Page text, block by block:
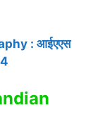
: आईएएस